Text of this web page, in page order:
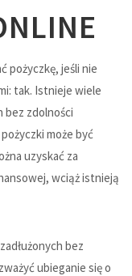
pożyczkę, jeśli nie
tak. Istnieje wiele
bez zdolności
może być
uzyskać za
wciąż istnieją
bez
ubieganie się o